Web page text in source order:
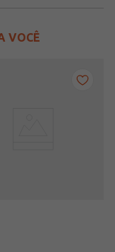
VOCÊ